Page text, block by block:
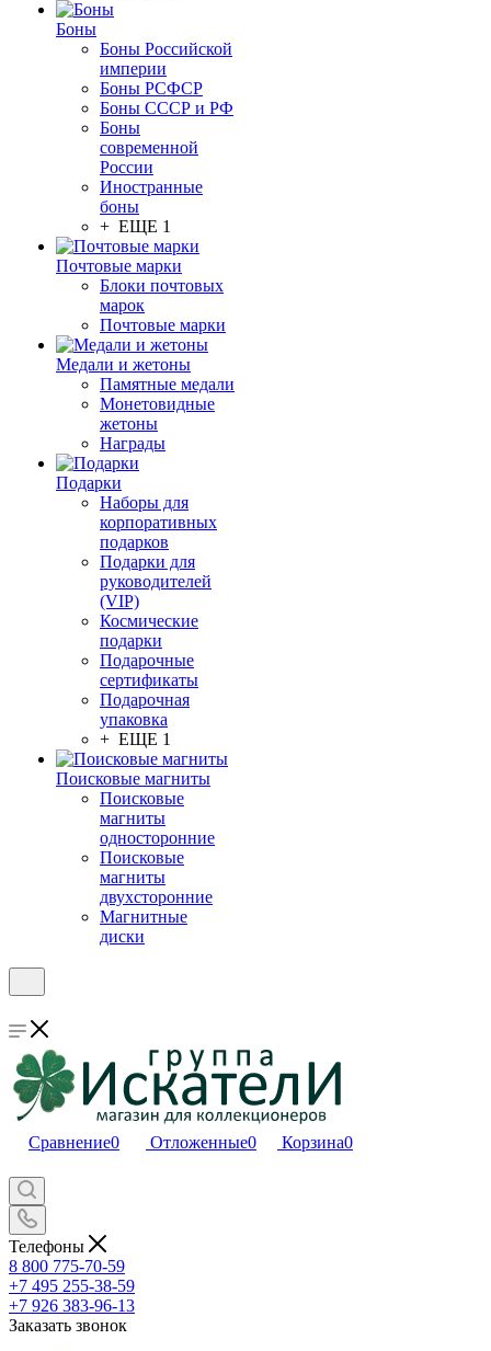
Боны
Боны Российской
империи
Боны РСФСР
Боны СССР и РФ
Боны
современной
России
Иностранные
боны
+ ЕЩЕ 1
Почтовые марки
Блоки почтовых
марок
Почтовые марки
Медали и жетоны
Памятные медали
Монетовидные
жетоны
Награды
Подарки
Наборы для
корпоративных
подарков
Подарки для
руководителей
(VIP)
Космические
подарки
Подарочные
сертификаты
Подарочная
упаковка
+ ЕЩЕ 1
Поисковые магниты
Поисковые
магниты
односторонние
Поисковые
магниты
двухсторонние
Магнитные
диски
Сравнение0 Отложенные0 Корзина0
Телефоны
8 800 775-70-59
+7 495 255-38-59
+7 926 383-96-13
Заказать звонок